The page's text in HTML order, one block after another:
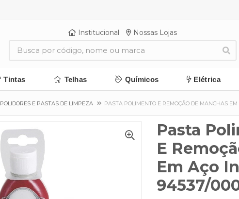
Institucional Nossas Lojas
Tintas Telhas Químicos Elétrica
POLIDORES E PASTAS DE LIMPEZA PASTA POLIMENTO E REMOÇÃO DE MANCHAS
Pasta
E
Em Aço
94537/